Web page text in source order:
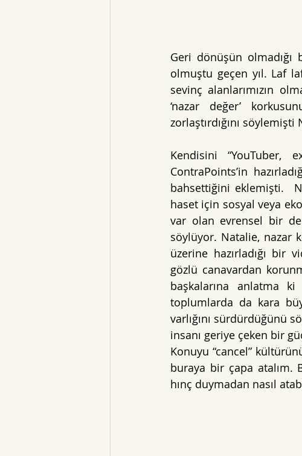
Geri dönüşün
olmuştu geçen yıl. Laf
sevinç alanlarımızın
‘nazar değer’
zorlaştırdığını söylemişti
Kendisini “YouTuber,
ContraPoints’in
bahsettiğini eklemişti.
haset için sosyal veya
var olan evrensel bir
söylüyor. Natalie, nazar
üzerine hazırladığı bir
gözlü canavardan
başkalarına anlatma
toplumlarda da kara
varlığını sürdürdüğünü
insanı geriye çeken bir
Konuyu “cancel”
buraya bir çapa atalım.
hınç duymadan nasıl